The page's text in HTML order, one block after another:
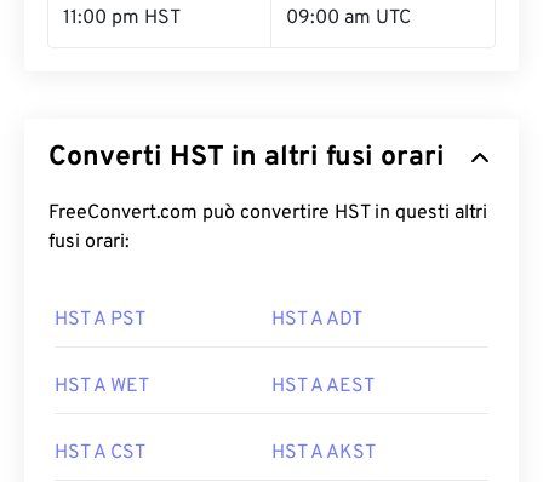
11:00 pm HST 09:00 am UTC
Converti HST in altri fusi orari
FreeConvert.com può convertire HST in questi altri
fusi orari:
HST A PST HST A ADT
HST A WET HST A AEST
HST A CST HST A AKST